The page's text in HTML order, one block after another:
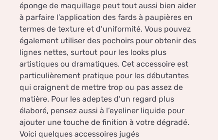
éponge de maquillage peut tout aussi bien aider
à parfaire l’application des fards à paupières en
termes de texture et d’uniformité. Vous pouvez
également utiliser des pochoirs pour obtenir des
lignes nettes, surtout pour les looks plus
artistiques ou dramatiques. Cet accessoire est
particulièrement pratique pour les débutantes
qui craignent de mettre trop ou pas assez de
matière. Pour les adeptes d’un regard plus
élaboré, pensez aussi à l’eyeliner liquide pour
ajouter une touche de finition à votre dégradé.
Voici quelques accessoires jugés